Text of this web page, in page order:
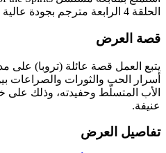
الحلقة 4 الرابعة مترجم بجودة عالية وسرعة فائقة على عرب سيد.
قصة العرض
يتبع العمل قصة عائلة (تروبا) على
أسرار الحب والثورات والصراعات
الأب المتسلّط وحفيدته، وذلك على
عنيفة.
تفاصيل العرض